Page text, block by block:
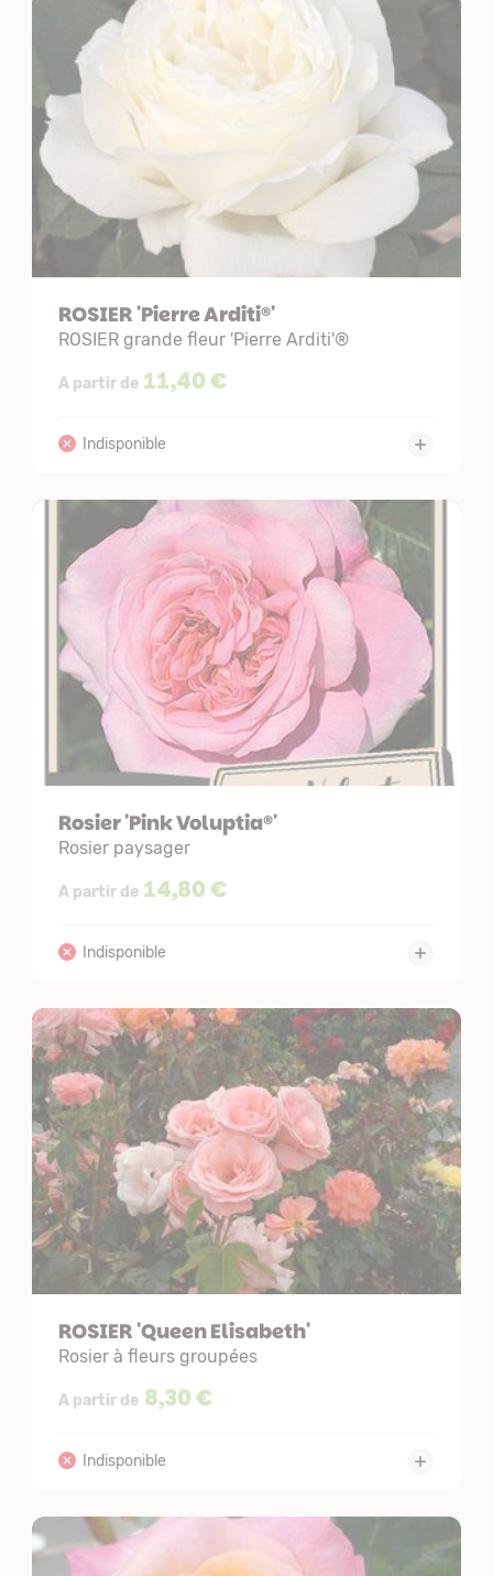
ROSIER 'Pierre Arditi®'
ROSIER grande fleur 'Pierre Arditi'®
A partir de 11,40 €
Rosier 'Pink Voluptia®'
Rosier paysager
A partir de 14,80 €
ROSIER 'Queen Elisabeth'
Rosier à fleurs groupées
A partir de 8,30 €